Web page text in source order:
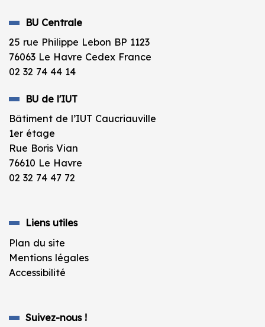
BU Centrale
25 rue Philippe Lebon BP 1123
76063 Le Havre Cedex France
02 32 74 44 14
BU de l'IUT
Bâtiment de l’IUT Caucriauville
1er étage
Rue Boris Vian
76610 Le Havre
02 32 74 47 72
Liens utiles
Plan du site
Mentions légales
Accessibilité
Suivez-nous !